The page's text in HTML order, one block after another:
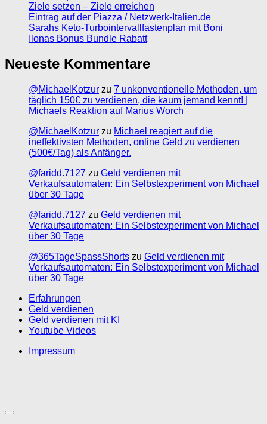
Ziele setzen – Ziele erreichen
Eintrag auf der Piazza / Netzwerk-Italien.de
Sarahs Keto-Turbointervallfastenplan mit Boni
Ilonas Bonus Bundle Rabatt
Neueste Kommentare
@MichaelKotzur zu 7 unkonventionelle Methoden, um
täglich 150€ zu verdienen, die kaum jemand kennt! |
Michaels Reaktion auf Marius Worch
@MichaelKotzur zu Michael reagiert auf die
ineffektivsten Methoden, online Geld zu verdienen
(500€/Tag) als Anfänger.
@faridd.7127 zu Geld verdienen mit
Verkaufsautomaten: Ein Selbstexperiment von Michael
über 30 Tage
@faridd.7127 zu Geld verdienen mit
Verkaufsautomaten: Ein Selbstexperiment von Michael
über 30 Tage
@365TageSpassShorts zu Geld verdienen mit
Verkaufsautomaten: Ein Selbstexperiment von Michael
über 30 Tage
Erfahrungen
Geld verdienen
Geld verdienen mit KI
Youtube Videos
Impressum